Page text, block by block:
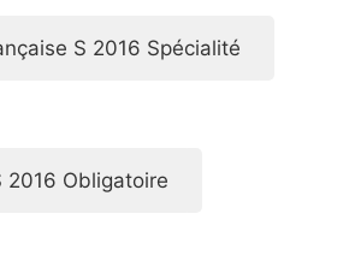
S 2016 Spécialité
2016 Obligatoire